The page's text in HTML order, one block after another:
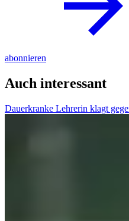
abonnieren
Auch interessant
Dauerkranke Lehrerin klagt